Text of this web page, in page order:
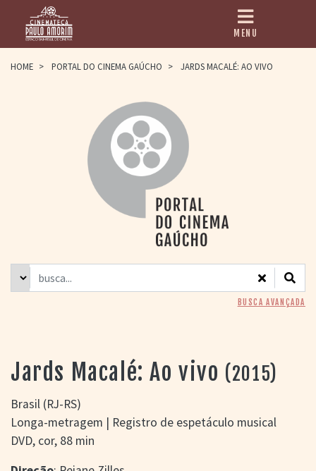
HOME
PAULO AMORIM
> HISTÓRIA
> HOMENAGEADOS
> EQUIPE
> ASSOCIAÇÃO DOS
> BIBLIOTECA
ROMEU GRIMALDI
CARTAZ
> GRADE SEMANAL
> PREÇOS E
PORTAL DO
CINEMA GAÚCHO
> BUSCA AVANÇADA
> LISTA DE FILMES
> FILMOGRAFIAS DE
MENU
HOME > PORTAL DO CINEMA GAÚCHO > JARDS MACALÉ: AO VIVO
BUSCA AVANÇADA
Jards Macalé: Ao vivo (2015)
Brasil (RJ-RS)
Longa-metragem | Registro de espetáculo musical
DVD, cor, 88 min